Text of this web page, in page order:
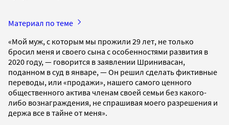
Материал по теме
«Мой муж, с которым мы прожили 29 лет, не только
бросил меня и своего сына с особенностями развития в
2020 году, — говорится в заявлении Шринивасан,
поданном в суд в январе, — Он решил сделать фиктивные
переводы, или «продажи», нашего самого ценного
общественного актива членам своей семьи без какого-
либо вознаграждения, не спрашивая моего разрешения и
держа все в тайне от меня».